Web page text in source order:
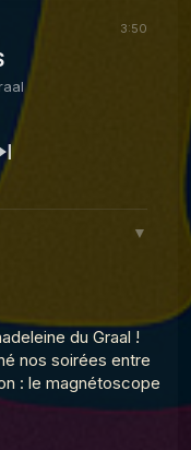
MDG 13 Chair de poule
MDG 9 Les rollers
MDG 7 Le téléachat
3:50
▼
du Graal !
nos soirées entre
: le magnétoscope